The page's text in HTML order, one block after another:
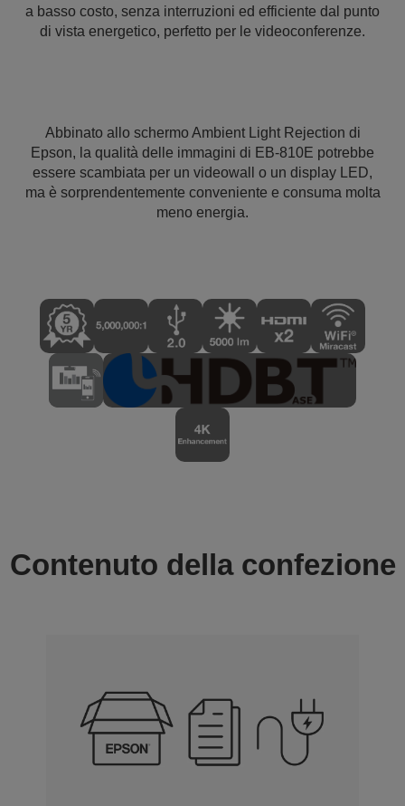
a basso costo, senza interruzioni ed efficiente dal punto
di vista energetico, perfetto per le videoconferenze.
Abbinato allo schermo Ambient Light Rejection di
Epson, la qualità delle immagini di EB-810E potrebbe
essere scambiata per un videowall o un display LED,
ma è sorprendentemente conveniente e consuma molta
meno energia.
Contenuto della confezione